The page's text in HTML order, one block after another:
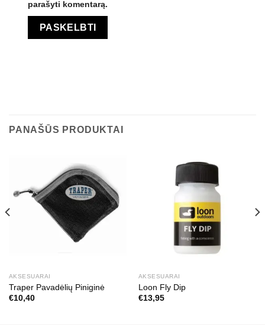
parašyti komentarą.
PANAŠŪS PRODUKTAI
AKSESUARAI
Traper Pavadėlių Piniginė
€10,40
AKSESUARAI
Loon Fly Dip
€13,95